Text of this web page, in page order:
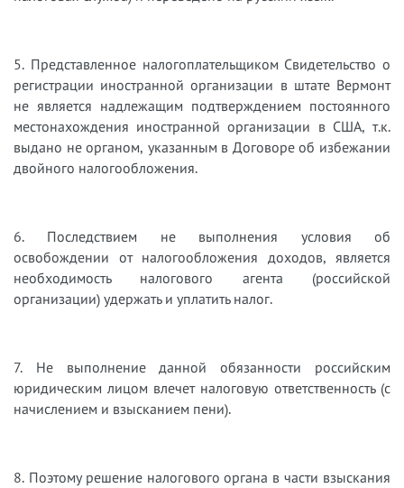
5. Представленное налогоплательщиком Свидетельство о
регистрации иностранной организации в штате Вермонт
не является надлежащим подтверждением постоянного
местонахождения иностранной организации в США, т.к.
выдано не органом, указанным в Договоре об избежании
двойного налогообложения.
6. Последствием не выполнения условия об
освобождении от налогообложения доходов, является
необходимость налогового агента (российской
организации) удержать и уплатить налог.
7. Не выполнение данной обязанности российским
юридическим лицом влечет налоговую ответственность (с
начислением и взысканием пени).
8. Поэтому решение налогового органа в части взыскания